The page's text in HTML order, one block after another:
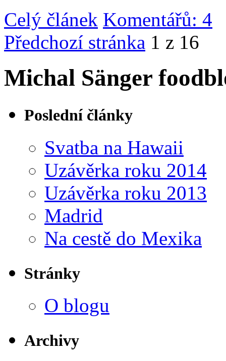
Celý článek Komentářů: 4
Předchozí stránka 1 z 16
Michal Sänger
Poslední články
Svatba na Hawaii
Uzávěrka roku 2014
Uzávěrka roku 2013
Madrid
Na cestě do Mexika
Stránky
O blogu
Archivy